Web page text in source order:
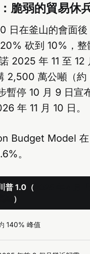
脆弱的貿易休
日在釜山的會面
砍到 10%，
2025 年 11 至
2,500 萬公噸（
暫停 10 月 9 日宣
年 11 月 10 日。
Budget Model
。
普 1.0（
）
140% 峰值